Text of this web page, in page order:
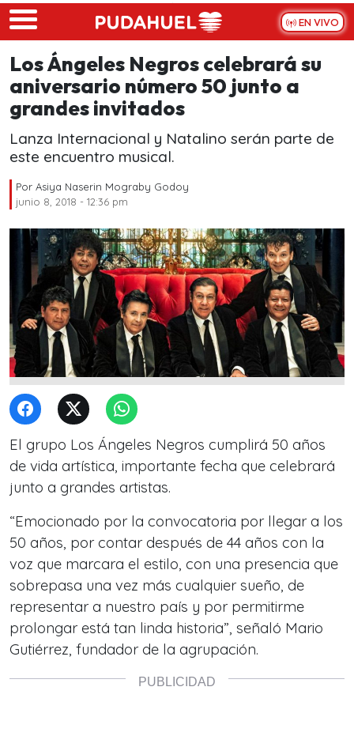
Skip to main content
EN VIVO
Los Ángeles Negros celebrará su
aniversario número 50 junto a
grandes invitados
Lanza Internacional y Natalino serán parte de
este encuentro musical.
Por Asiya Naserin Mograby Godoy
junio 8, 2018 - 12:36 pm
El grupo Los Ángeles Negros cumplirá 50 años
de vida artística, importante fecha que celebrará
junto a grandes artistas.
“Emocionado por la convocatoria por llegar a los
50 años, por contar después de 44 años con la
voz que marcara el estilo, con una presencia que
sobrepasa una vez más cualquier sueño, de
representar a nuestro país y por permitirme
prolongar está tan linda historia”, señaló Mario
Gutiérrez, fundador de la agrupación.